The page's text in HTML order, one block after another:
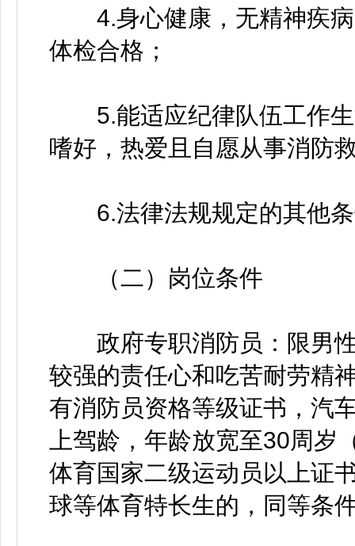
4.身心健康，无精神疾病
体检合格；
5.能适应纪律队伍工作生
嗜好，热爱且自愿从事消防
6.法律法规规定的其他条
（二）岗位条件
政府专职消防员：限男性
较强的责任心和吃苦耐劳精
有消防员资格等级证书，汽
上驾龄，年龄放宽至30周
体育国家二级运动员以上证
球等体育特长生的，同等条